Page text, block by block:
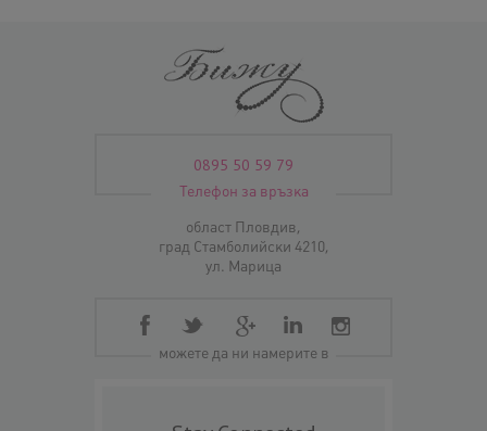
0895 50 59 79
Телефон за връзка
област Пловдив,
град Стамболийски 4210,
ул. Марица
можете да ни намерите в